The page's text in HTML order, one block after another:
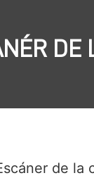
DE
de la